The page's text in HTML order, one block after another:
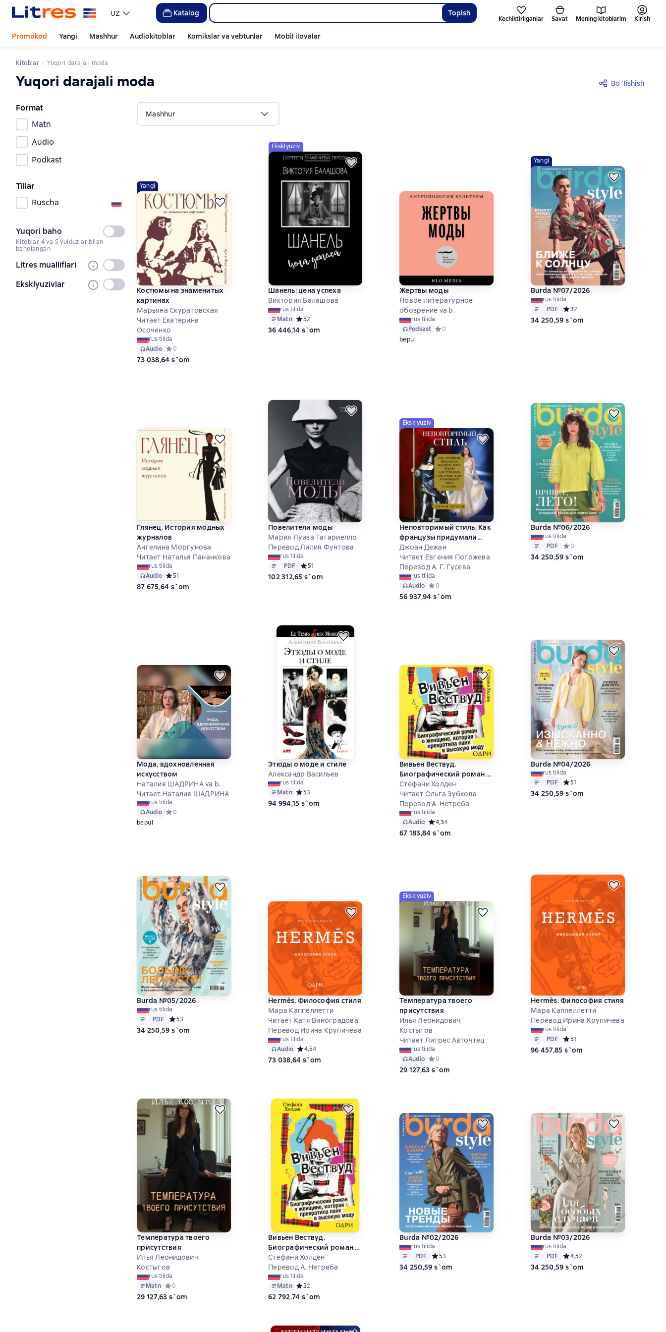
UZ Katalog Topish
Kechiktirilganlar Savat Mening kitoblarim Kirish
Promokod Yangi Mashhur Audiokitoblar Komikslar va vebtunlar Mobil ilovalar
Kitoblar Yuqori darajali moda
Yuqori darajali moda Bo`lishish
Format
Matn
Audio
Podkast
Tillar
Ruscha
Yuqori baho Tanlanmagan
Kitoblar 4 va 5 yulduzlar bilan
baholangan
Litres mualliflari
Tanlanmagan
Eksklyuzivlar
Tanlanmagan
Mashhur
Yangi
Костюмы на знаменитых
картинах
Марьяна Скуратовская
Читает Екатерина
Осоченко
rus tilida
Audio Средний рейтинг 0 на основе 0 оценок
0
73 038,64 s`om
Eksklyuziv
Шанель: цена успеха
Виктория Балашова
rus tilida
Matn Средний рейтинг 5 на основе 2 оценок
52
36 446,14 s`om
Жертвы моды
Новое литературное
обозрение va b.
rus tilida
Podkast Средний рейтинг 0 на основе 0 оценок
0
bepul
Yangi
Burda №07/2026
rus tilida
Matn
PDF
PDF Средний рейтинг 3 на основе 2
32
34 250,59 s`om
Глянец. История модных
журналов
Ангелина Моргунова
Читает Наталья Пананкова
rus tilida
Audio Средний рейтинг 5 на основе 1 оценок
51
87 675,64 s`om
Повелители моды
Мария Луиза Тагариелло
Перевод Лилия Фунтова
rus tilida
Matn
PDF
PDF Средний рейтинг 5 на основе 1 оценок
51
102 312,65 s`om
Eksklyuziv
Неповторимый стиль. Как
французы придумали
высокую моду
Джоан Дежан
Читает Евгения Погожева
Перевод А. Г. Гусева
rus tilida
Audio Средний рейтинг 0 на основе 0 оценок
0
56 937,94 s`om
Burda №06/2026
rus tilida
Matn
PDF
PDF Средний рейтинг 0 на основе 0
0
34 250,59 s`om
Мода, вдохновленная
искусством
Наталия ШАДРИНА va b.
Читает Наталия ШАДРИНА
rus tilida
Audio Средний рейтинг 0 на основе 0 оценок
0
bepul
Этюды о моде и стиле
Александр Васильев
rus tilida
Matn Средний рейтинг 5 на основе 3 оценок
53
94 994,15 s`om
Вивьен Вествуд.
Биографический роман о
женщине, которая
превратила панк в
высокую моду
Стефани Холден
Читает Ольга Зубкова
Перевод А. Нетреба
rus tilida
Audio Средний рейтинг 4,3 на основе 4 оценок
4,34
67 183,84 s`om
Burda №04/2026
rus tilida
Matn
PDF
PDF Средний рейтинг 5 на основе 1
51
34 250,59 s`om
Burda №05/2026
rus tilida
Matn
PDF
PDF Средний рейтинг 5 на основе 3 оценок
53
34 250,59 s`om
Hermès. Философия стиля
Мара Каппеллетти
Читает Катя Виноградова
Перевод Ирина Крупичева
rus tilida
Audio Средний рейтинг 4,5 на основе 4 оценок
4,54
73 038,64 s`om
Eksklyuziv
Температура твоего
присутствия
Илья Леонидович
Костыгов
Читает Литрес Авточтец
rus tilida
Audio Средний рейтинг 0 на основе 0 оценок
0
29 127,63 s`om
Hermès. Философия стиля
Мара Каппеллетти
Перевод Ирина Крупичева
rus tilida
Matn
PDF
PDF Средний рейтинг 5 на основе 1
51
96 457,85 s`om
Температура твоего
присутствия
Илья Леонидович
Костыгов
rus tilida
Matn Средний рейтинг 0 на основе 0 оценок
0
29 127,63 s`om
Вивьен Вествуд.
Биографический роман о
женщине, которая
превратила панк в
высокую моду
Стефани Холден
Перевод А. Нетреба
rus tilida
Matn Средний рейтинг 5 на основе 2 оценок
52
62 792,74 s`om
Burda №02/2026
rus tilida
Matn
PDF
PDF Средний рейтинг 5 на основе 3 оценок
53
34 250,59 s`om
Burda №03/2026
rus tilida
Matn
PDF
PDF Средний рейтинг 4,5 на основе 2
4,52
34 250,59 s`om